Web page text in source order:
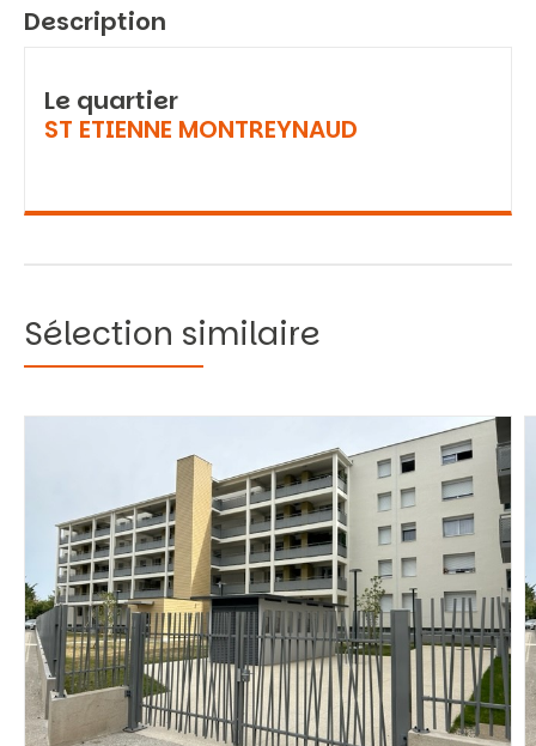
Description
Le quartier
ST ETIENNE MONTREYNAUD
Sélection similaire